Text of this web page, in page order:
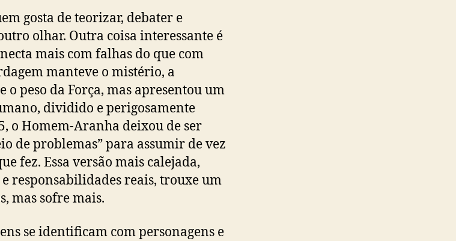
gosta de teorizar, debater e
olhar. Outra coisa interessante é
mais com falhas do que com
manteve o mistério, a
peso da Força, mas apresentou um
dividido e perigosamente
o Homem-Aranha deixou de ser
de problemas” para assumir de vez
fez. Essa versão mais calejada,
responsabilidades reais, trouxe um
mas sofre mais.
se identificam com personagens e